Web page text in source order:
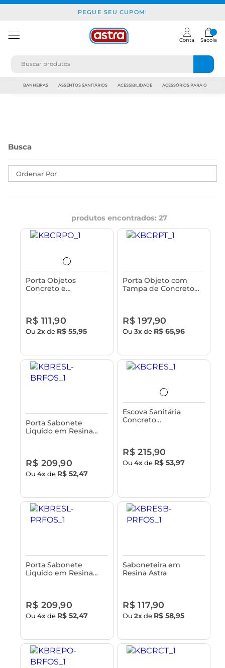
PEGUE SEU CUPOM!
Conta Sacola
BANHEIRAS ASSENTOS SANITÁRIOS ACESSIBILIDADE ACESSÓRIOS PARA
Ordenar Por
produtos encontrados: 27
Porta Objetos
Concreto e
Acabamento em
R$ 111,90
Ou2xde R$ 55,95
Porta Objeto com
Tampa de Concreto
R$ 197,90
Ou3xde R$ 65,96
Porta Sabonete
Liquido em Resina
R$ 209,90
Ou4xde R$ 52,47
Escova Sanitária
Concreto
Acabamento em
R$ 215,90
Ou4xde R$ 53,97
Porta Sabonete
Liquido em Resina
R$ 209,90
Ou4xde R$ 52,47
Saboneteira em
Resina Astra
R$ 117,90
Ou2xde R$ 58,95